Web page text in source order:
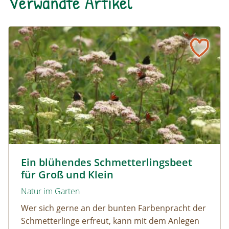
Ein blühendes Schmetterlingsbeet
für Groß und Klein
Natur im Garten
Wer sich gerne an der bunten Farbenpracht der
Schmetterlinge erfreut, kann mit dem Anlegen
Ein blühendes Schmetterlingsbeet für Groß und Klein